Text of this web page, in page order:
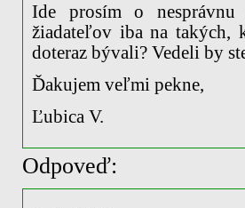
Ide prosím o
žiadateľov iba na takých,
doteraz bývali? Vedeli by
Ďakujem veľmi pekne,
Ľubica V.
Odpoveď: